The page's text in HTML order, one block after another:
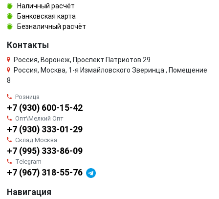
Наличный расчёт
Банковская карта
Безналичный расчёт
Контакты
Россия, Воронеж, Проспект Патриотов 29
Россия, Москва, 1-я Измайловского Зверинца , Помещение
8
Розница
+7 (930) 600-15-42
Опт\Мелкий Опт
+7 (930) 333-01-29
Склад Москва
+7 (995) 333-86-09
Telegram
+7 (967) 318-55-76
Навигация